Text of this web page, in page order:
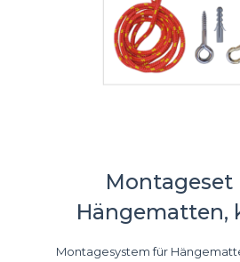
Montageset
Hängematten,
Montagesystem für